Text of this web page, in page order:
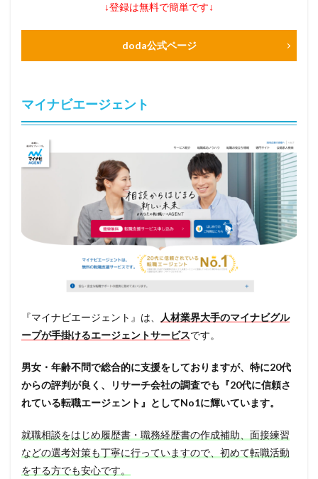
↓登録は無料で簡単です↓
doda公式ページ
マイナビエージェント
『マイナビエージェント』は、
人材業界大手のマイナビグル
ープが手掛けるエージェントサービスです。
男女・年齢不問で総合的に支援をしておりますが、特に20代
からの評判が良く、リサーチ会社の調査でも『20代に信頼さ
れている転職エージェント』としてNo1に輝いています。
就職相談をはじめ履歴書・職務経歴書の作成補助、面接練習
などの選考対策も丁寧に行っていますので、初めて転職活動
をする方でも安心です。